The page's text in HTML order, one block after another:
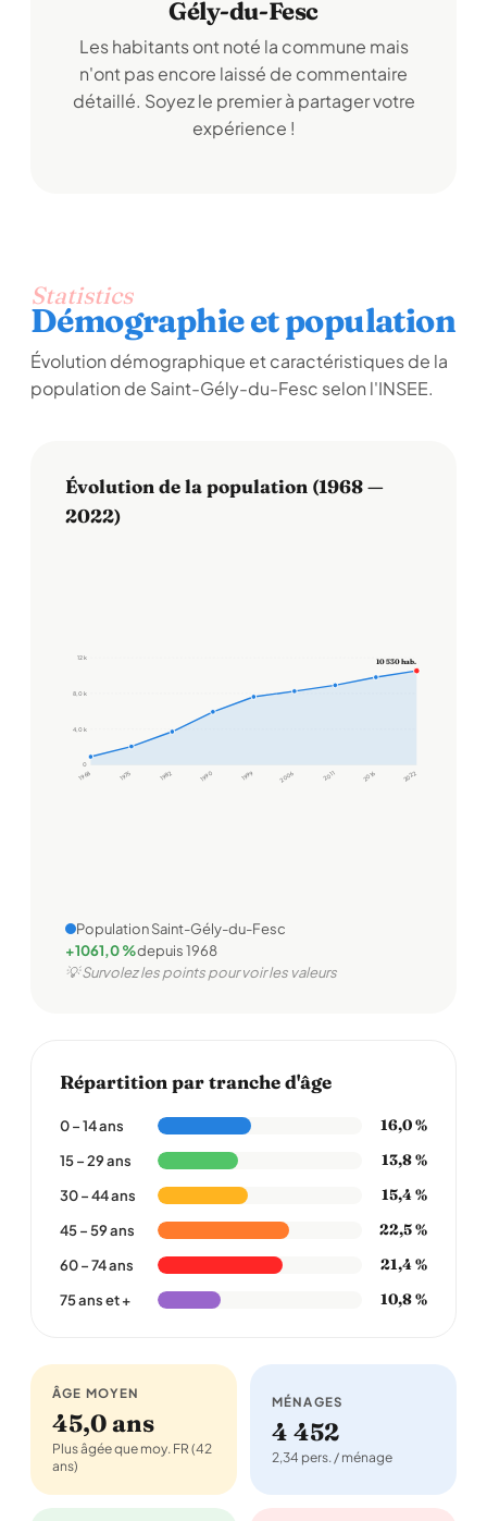
Gély-du-Fesc
Les habitants ont noté la commune mais
n'ont pas encore laissé de commentaire
détaillé. Soyez le premier à partager votre
expérience !
Statistics
Démographie et population
Évolution démographique et caractéristiques de la
population de Saint-Gély-du-Fesc selon l'INSEE.
Évolution de la population (1968 —
2022)
0
4,0 k
8,0 k
12 k
1968 1975 1982 1990 1999 2006 2011 2016 2022
10 530 hab.
Population Saint-Gély-du-Fesc
+1061,0 %depuis 1968
💡 Survolez les points pour voir les valeurs
Répartition par tranche d'âge
0 – 14 ans 16,0 %
15 – 29 ans 13,8 %
30 – 44 ans 15,4 %
45 – 59 ans 22,5 %
60 – 74 ans 21,4 %
75 ans et + 10,8 %
ÂGE MOYEN
45,0 ans
Plus âgée que moy. FR (42
ans)
MÉNAGES
4 452
2,34 pers. / ménage